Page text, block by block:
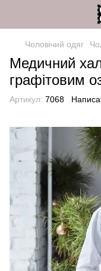
Чоловічий одяг
Медичний
графітовим
Артикул: 7068